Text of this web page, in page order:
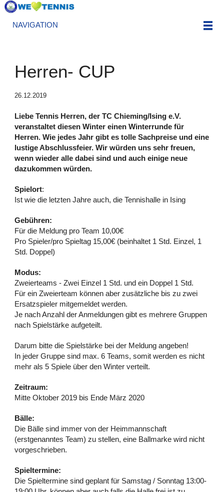
NAVIGATION
Herren- CUP
26.12.2019
Liebe Tennis Herren, der TC Chieming/Ising e.V.
veranstaltet diesen Winter einen Winterrunde für
Herren. Wie jedes Jahr gibt es tolle Sachpreise und eine
lustige Abschlussfeier. Wir würden uns sehr freuen,
wenn wieder alle dabei sind und auch einige neue
dazukommen würden.
Spielort:
Ist wie die letzten Jahre auch, die Tennishalle in Ising
Gebühren:
Für die Meldung pro Team 10,00€
Pro Spieler/pro Spieltag 15,00€ (beinhaltet 1 Std. Einzel, 1
Std. Doppel)
Modus:
Zweierteams - Zwei Einzel 1 Std. und ein Doppel 1 Std.
Für ein Zweierteam können aber zusätzliche bis zu zwei
Ersatzspieler mitgemeldet werden.
Je nach Anzahl der Anmeldungen gibt es mehrere Gruppen
nach Spielstärke aufgeteilt.
Darum bitte die Spielstärke bei der Meldung angeben!
In jeder Gruppe sind max. 6 Teams, somit werden es nicht
mehr als 5 Spiele über den Winter verteilt.
Zeitraum:
Mitte Oktober 2019 bis Ende März 2020
Bälle:
Die Bälle sind immer von der Heimmannschaft
(erstgenanntes Team) zu stellen, eine Ballmarke wird nicht
vorgeschrieben.
Spieltermine:
Die Spieltermine sind geplant für Samstag / Sonntag 13:00-